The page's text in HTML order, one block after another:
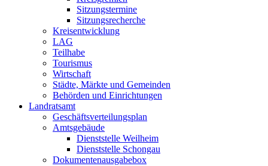
Sitzungstermine
Sitzungsrecherche
Kreisentwicklung
LAG
Teilhabe
Tourismus
Wirtschaft
Städte, Märkte und Gemeinden
Behörden und Einrichtungen
Landratsamt
Geschäftsverteilungsplan
Amtsgebäude
Dienststelle Weilheim
Dienststelle Schongau
Dokumentenausgabebox